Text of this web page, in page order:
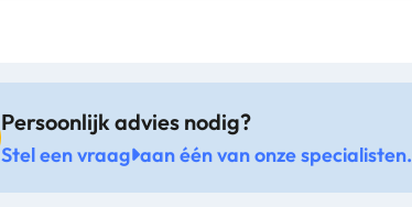
Persoonlijk advies nodig?
Stel een vraag aan één van onze specialisten.